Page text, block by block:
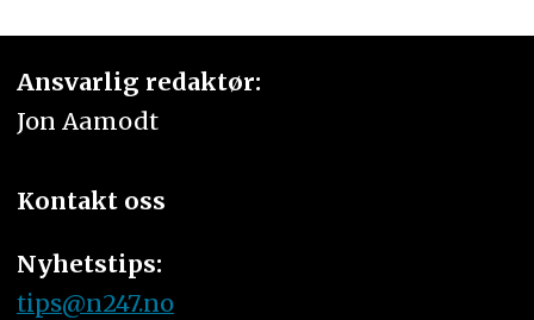
Ansvarlig redaktør:
Jon Aamodt
Kontakt oss
Nyhetstips:
tips@n247.no